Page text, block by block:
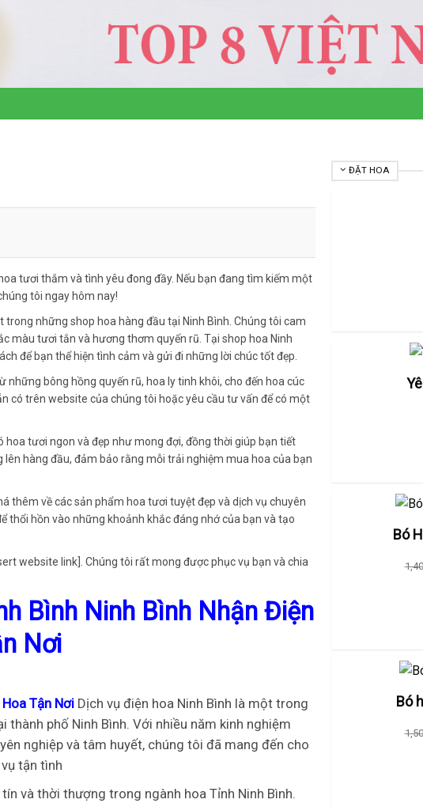
tươi thắm và tình yêu đong đầy. Nếu bạn đang tìm kiếm một
tôi ngay hôm nay!
những shop hoa hàng đầu tại Ninh Bình. Chúng tôi cam
màu tươi tắn và hương thơm quyến rũ. Tại shop hoa Ninh
để bạn thể hiện tình cảm và gửi đi những lời chúc tốt đẹp.
bông hồng quyến rũ, hoa ly tinh khôi, cho đến hoa cúc
có trên website của chúng tôi hoặc yêu cầu tư vấn để có một
tươi ngon và đẹp như mong đợi, đồng thời giúp bạn tiết
hàng đầu, đảm bảo rằng mỗi trải nghiệm mua hoa của bạn
thêm về các sản phẩm hoa tươi tuyệt đẹp và dịch vụ chuyên
thổi hồn vào những khoảnh khắc đáng nhớ của bạn và tạo
website link]. Chúng tôi rất mong được phục vụ bạn và chia
Bình Ninh Bình Nhận Điện
Nơi
Tận Nơi Dịch vụ điện hoa Ninh Bình là một trong
phố Ninh Bình. Với nhiều năm kinh nghiệm
nghiệp và tâm huyết, chúng tôi đã mang đến cho
tận tình
và thời thượng trong ngành hoa Tỉnh Ninh Bình.
ĐẶT HOA
Bó
Bó